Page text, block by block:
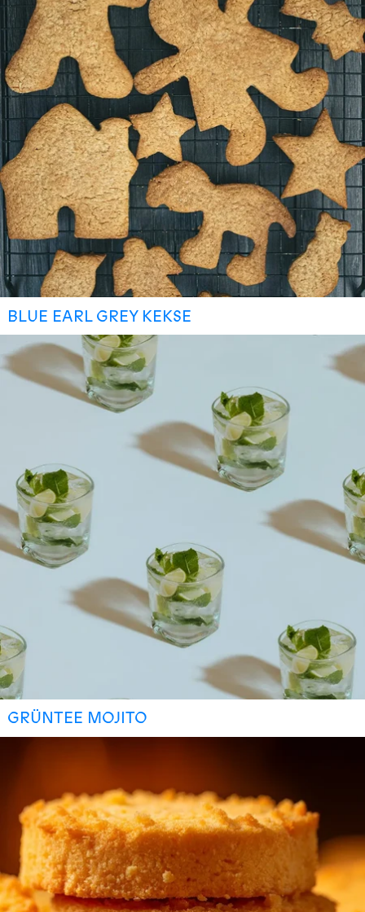
BLUE EARL GREY KEKSE
GRÜNTEE MOJITO